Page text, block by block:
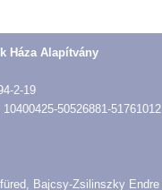
Háza Alapítvány
2-19
50526881-51761012
Bajcsy-Zsilinszky Endre